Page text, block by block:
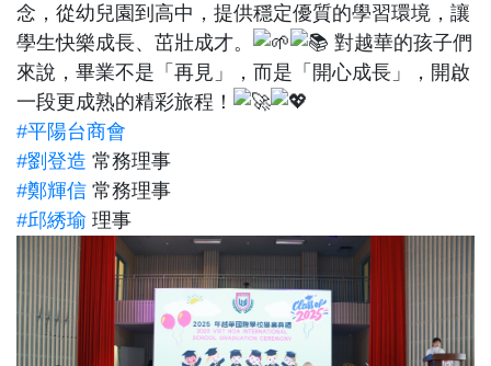
念，從幼兒園到高中，提供穩定優質的學習環境，讓
學生快樂成長、茁壯成才。
對越華的孩子們
來說，畢業不是「再見」，而是「開心成長」，開啟
一段更成熟的精彩旅程！
#平陽台商會
#劉登造 常務理事
#鄭輝信 常務理事
#邱綉瑜 理事